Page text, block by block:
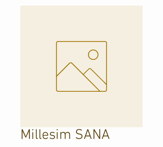
Millesim SANA